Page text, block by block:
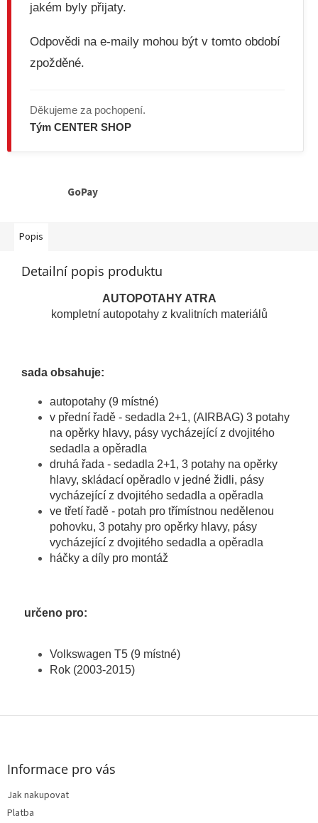
jakém byly přijaty.
Odpovědi na e-maily mohou být v tomto období
zpožděné.
Děkujeme za pochopení.
Tým CENTER SHOP
GoPay
Popis
Detailní popis produktu
AUTOPOTAHY ATRA
kompletní autopotahy z kvalitních materiálů
sada obsahuje:
autopotahy (9 místné)
v přední řadě - sedadla 2+1, (AIRBAG) 3 potahy
na opěrky hlavy, pásy vycházející z dvojitého
sedadla a opěradla
druhá řada - sedadla 2+1, 3 potahy na opěrky
hlavy, skládací opěradlo v jedné židli, pásy
vycházející z dvojitého sedadla a opěradla
ve třetí řadě - potah pro třímístnou nedělenou
pohovku, 3 potahy pro opěrky hlavy, pásy
vycházející z dvojitého sedadla a opěradla
háčky a díly pro montáž
určeno pro:
Volkswagen T5 (9 místné)
Rok (2003-2015)
Z
Informace pro vás
Jak nakupovat
Platba